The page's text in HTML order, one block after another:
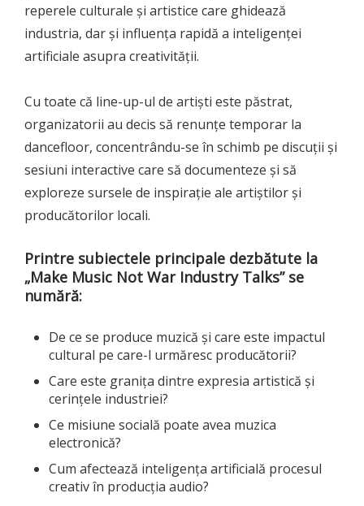
reperele culturale și artistice care ghidează
industria, dar și influența rapidă a inteligenței
artificiale asupra creativității.
Cu toate că line-up-ul de artiști este păstrat,
organizatorii au decis să renunțe temporar la
dancefloor, concentrându-se în schimb pe discuții și
sesiuni interactive care să documenteze și să
exploreze sursele de inspirație ale artiștilor și
producătorilor locali.
Printre subiectele principale dezbătute la
„Make Music Not War Industry Talks” se
numără:
De ce se produce muzică și care este impactul
cultural pe care-l urmăresc producătorii?
Care este granița dintre expresia artistică și
cerințele industriei?
Ce misiune socială poate avea muzica
electronică?
Cum afectează inteligența artificială procesul
creativ în producția audio?